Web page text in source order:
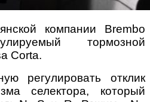
компании Brembo
тормозной
Corta.
регулировать отклик
селектора, который